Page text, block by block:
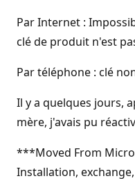
Par Internet :
clé de produit n'est
Par téléphone : clé
Il y a quelques jours,
mère, j'avais pu
***Moved From
Installation,